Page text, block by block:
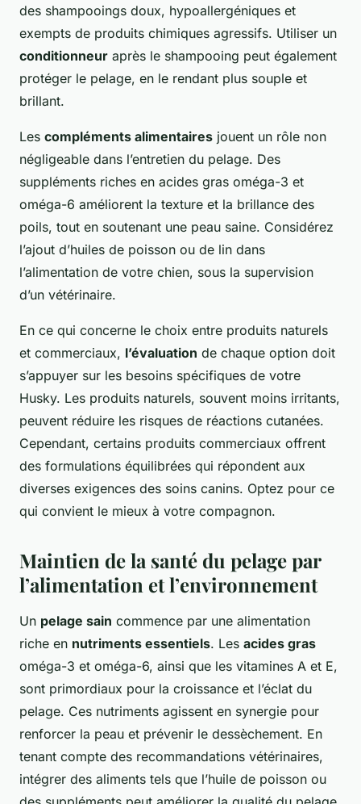
des shampooings doux, hypoallergéniques et
exempts de produits chimiques agressifs. Utiliser un
conditionneur après le shampooing peut également
protéger le pelage, en le rendant plus souple et
brillant.
Les compléments alimentaires jouent un rôle non
négligeable dans l’entretien du pelage. Des
suppléments riches en acides gras oméga-3 et
oméga-6 améliorent la texture et la brillance des
poils, tout en soutenant une peau saine. Considérez
l’ajout d’huiles de poisson ou de lin dans
l’alimentation de votre chien, sous la supervision
d’un vétérinaire.
En ce qui concerne le choix entre produits naturels
et commerciaux, l’évaluation de chaque option doit
s’appuyer sur les besoins spécifiques de votre
Husky. Les produits naturels, souvent moins irritants,
peuvent réduire les risques de réactions cutanées.
Cependant, certains produits commerciaux offrent
des formulations équilibrées qui répondent aux
diverses exigences des soins canins. Optez pour ce
qui convient le mieux à votre compagnon.
Maintien de la santé du pelage par
l’alimentation et l’environnement
Un pelage sain commence par une alimentation
riche en nutriments essentiels. Les acides gras
oméga-3 et oméga-6, ainsi que les vitamines A et E,
sont primordiaux pour la croissance et l’éclat du
pelage. Ces nutriments agissent en synergie pour
renforcer la peau et prévenir le dessèchement. En
tenant compte des recommandations vétérinaires,
intégrer des aliments tels que l’huile de poisson ou